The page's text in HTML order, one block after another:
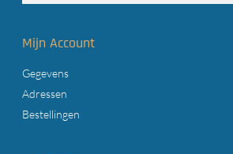
Mijn Account
Gegevens
Adressen
Bestellingen